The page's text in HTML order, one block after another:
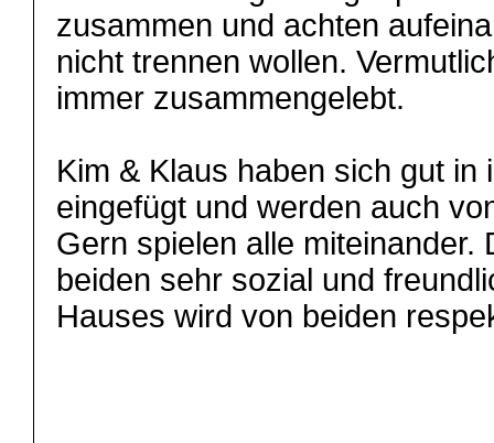
zusammen und achten
nicht trennen wollen.
immer zusammengelebt.
Kim & Klaus haben sich gut in
eingefügt und werden auch
Gern spielen alle miteinander.
beiden sehr sozial und
Hauses wird von beiden